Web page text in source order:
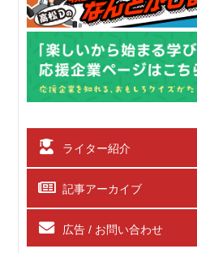
ライター紹介
記事アーカイブ
広告 / お問い合わせ